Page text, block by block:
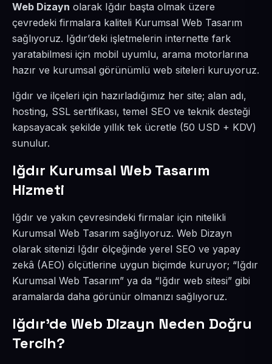
Web Dizayn olarak Iğdır başta olmak üzere
çevredeki firmalara kaliteli Kurumsal Web Tasarım
sağlıyoruz. Iğdır’deki işletmelerin internette fark
yaratabilmesi için mobil uyumlu, arama motorlarına
hazır ve kurumsal görünümlü web siteleri kuruyoruz.
Iğdır ve ilçeleri için hazırladığımız her site; alan adı,
hosting, SSL sertifikası, temel SEO ve teknik desteği
kapsayacak şekilde yıllık tek ücretle (50 USD + KDV)
sunulur.
Iğdır Kurumsal Web Tasarım
Hizmeti
Iğdır ve yakın çevresindeki firmalar için nitelikli
Kurumsal Web Tasarım sağlıyoruz. Web Dizayn
olarak sitenizi Iğdır ölçeğinde yerel SEO ve yapay
zekâ (AEO) ölçütlerine uygun biçimde kuruyor; “Iğdır
Kurumsal Web Tasarım” ya da “Iğdır web sitesi” gibi
aramalarda daha görünür olmanızı sağlıyoruz.
Iğdır’de Web Dizayn Neden Doğru
Tercih?